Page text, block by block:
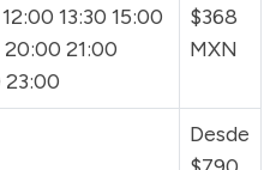
13:30 15:00
20:00 21:00
23:00
$368
MXN
Desde